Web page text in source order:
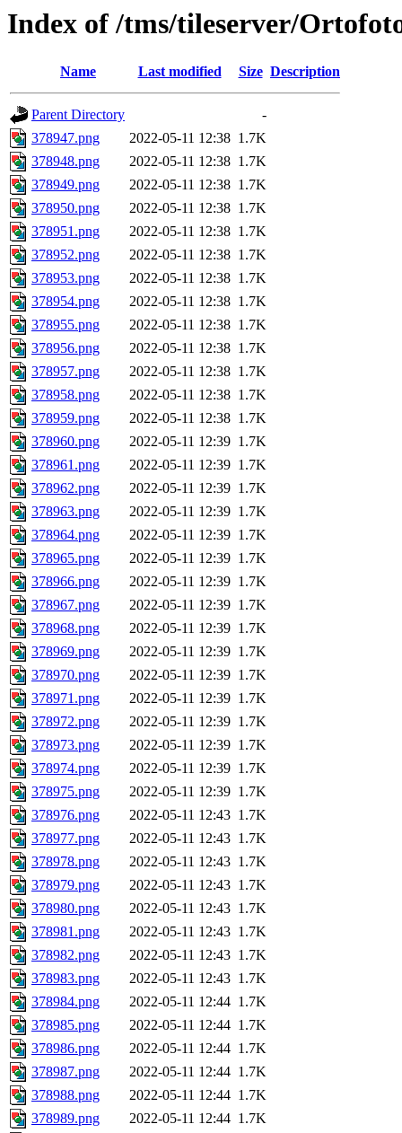
Index of /tms/tileserver/
Name Last modified Size Description
Parent Directory
-
378947.png
2022-05-11 12:38 1.7K
378948.png
2022-05-11 12:38 1.7K
378949.png
2022-05-11 12:38 1.7K
378950.png
2022-05-11 12:38 1.7K
378951.png
2022-05-11 12:38 1.7K
378952.png
2022-05-11 12:38 1.7K
378953.png
2022-05-11 12:38 1.7K
378954.png
2022-05-11 12:38 1.7K
378955.png
2022-05-11 12:38 1.7K
378956.png
2022-05-11 12:38 1.7K
378957.png
2022-05-11 12:38 1.7K
378958.png
2022-05-11 12:38 1.7K
378959.png
2022-05-11 12:38 1.7K
378960.png
2022-05-11 12:39 1.7K
378961.png
2022-05-11 12:39 1.7K
378962.png
2022-05-11 12:39 1.7K
378963.png
2022-05-11 12:39 1.7K
378964.png
2022-05-11 12:39 1.7K
378965.png
2022-05-11 12:39 1.7K
378966.png
2022-05-11 12:39 1.7K
378967.png
2022-05-11 12:39 1.7K
378968.png
2022-05-11 12:39 1.7K
378969.png
2022-05-11 12:39 1.7K
378970.png
2022-05-11 12:39 1.7K
378971.png
2022-05-11 12:39 1.7K
378972.png
2022-05-11 12:39 1.7K
378973.png
2022-05-11 12:39 1.7K
378974.png
2022-05-11 12:39 1.7K
378975.png
2022-05-11 12:39 1.7K
378976.png
2022-05-11 12:43 1.7K
378977.png
2022-05-11 12:43 1.7K
378978.png
2022-05-11 12:43 1.7K
378979.png
2022-05-11 12:43 1.7K
378980.png
2022-05-11 12:43 1.7K
378981.png
2022-05-11 12:43 1.7K
378982.png
2022-05-11 12:43 1.7K
378983.png
2022-05-11 12:43 1.7K
378984.png
2022-05-11 12:44 1.7K
378985.png
2022-05-11 12:44 1.7K
378986.png
2022-05-11 12:44 1.7K
378987.png
2022-05-11 12:44 1.7K
378988.png
2022-05-11 12:44 1.7K
378989.png
2022-05-11 12:44 1.7K